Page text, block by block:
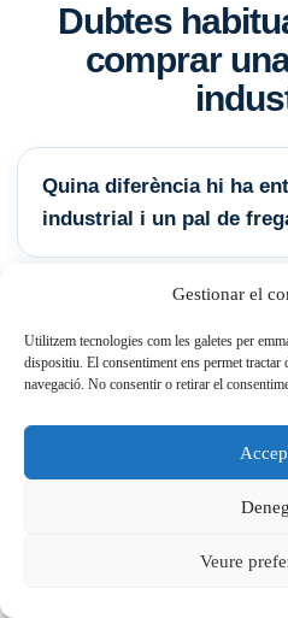
Gestionar el
Utilitzem tecnologies com les galetes per
dispositiu. El consentiment ens permet tractar
navegació. No consentir o retirar el
Veure
Dubtes
comprar
Quina diferència hi ha
industrial i un pal de
bateria LiFePO4?